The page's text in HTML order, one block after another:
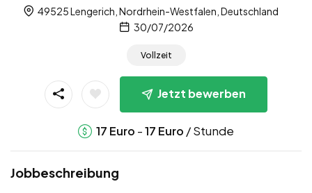
49525 Lengerich, Nordrhein-Westfalen, Deutschland
30/07/2026
Vollzeit
Jetzt bewerben
17 Euro -17 Euro / Stunde
Jobbeschreibung